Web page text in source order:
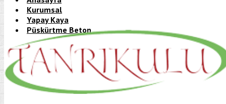
Kurumsal
Yapay Kaya
Püskürtme Beton
isfanbul
Anasayfa→ Referanslarımız →isfanbul